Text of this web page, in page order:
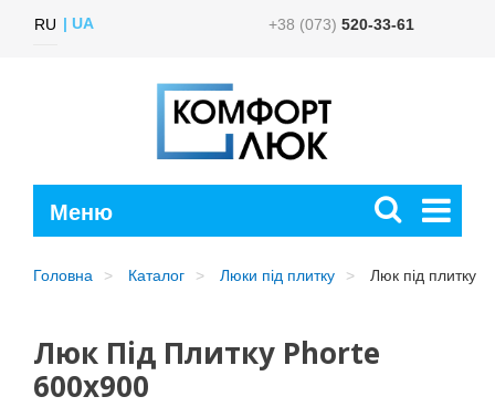
RU UA +38 (073) 520-33-61
Головна Каталог Люки під плитку Люк під плитку
Люк Під Плитку Phorte
600x900